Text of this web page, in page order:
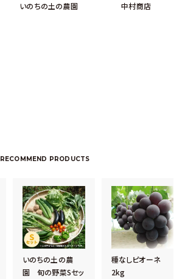
いのちの土の農園 中村商店
RECOMMEND PRODUCTS
いのちの土の農
園 旬の野菜Sセッ
種なしピオーネ
2kg